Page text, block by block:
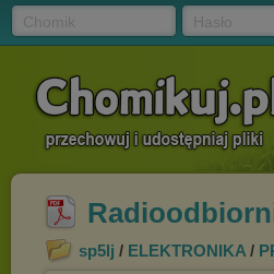
sp5lj / ELEKTRONIKA /